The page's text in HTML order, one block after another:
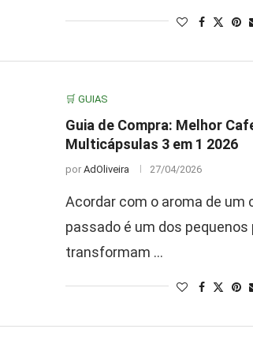
🛒 GUIAS
Guia de Compra: Melhor
Multicápsulas 3 em 1 2026
por AdOliveira 27/04/2026
Acordar com o aroma de um
passado é um dos pequenos
transformam …